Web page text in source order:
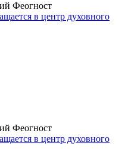
Феогност
в центр духовного
Феогност
в центр духовного